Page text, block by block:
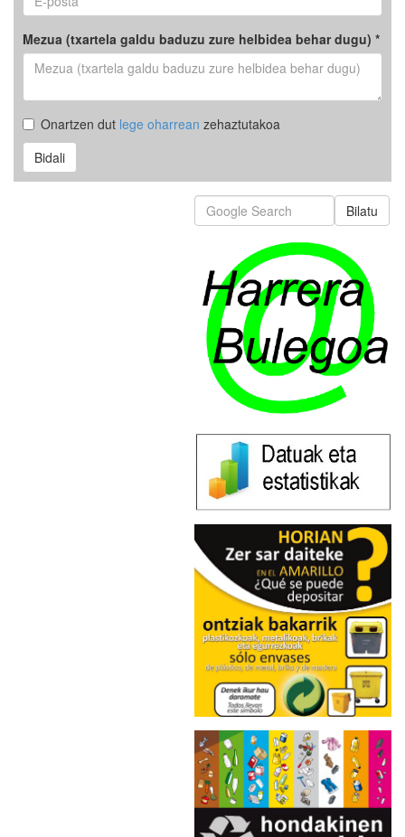
Mezua (txartela galdu baduzu zure helbidea behar dugu) *
Onartzen dut lege oharrean zehaztutakoa
Bidali
Bilatu